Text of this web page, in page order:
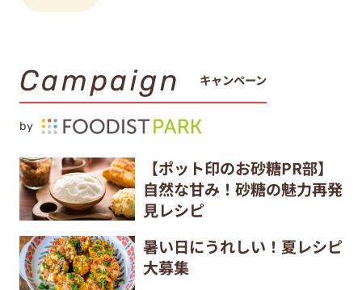
Campaign キャンペーン
by
【ポット印のお砂糖PR部】
自然な甘み！砂糖の魅力再発
見レシピ
暑い日にうれしい！夏レシピ
大募集